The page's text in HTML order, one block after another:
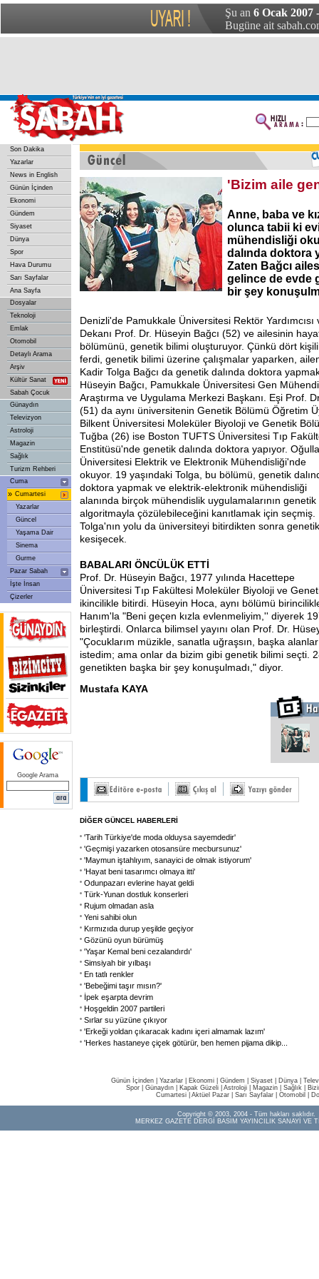
Şu an 6 Ocak 2007
Bugüne ait
Son Dakika
Yazarlar
News in English
Günün İçinden
Ekonomi
Gündem
Siyaset
Dünya
Spor
Hava Durumu
Sarı Sayfalar
Ana Sayfa
Dosyalar
Teknoloji
Emlak
Otomobil
Detaylı Arama
Arşiv
Kültür Sanat
Sabah Çocuk
Günaydın
Televizyon
Astroloji
Magazin
Sağlık
Turizm Rehberi
Cuma
» Cumartesi
Yazarlar
Güncel
Yaşama Dair
Sinema
Gurme
Pazar Sabah
İşte İnsan
Çizerler
Google Arama
'Bizim aile
Anne, baba ve
olunca tabii ki
mühendisliği
dalında doktora
Zaten Bağcı
gelince de evde
bir şey
Denizli'de Pamukkale Üniversitesi Rektör Yardımcısı
Dekanı Prof. Dr. Hüseyin Bağcı (52) ve ailesinin
bölümünü, genetik bilimi oluşturuyor. Çünkü dört
ferdi, genetik bilimi üzerine çalışmalar yaparken,
Kadir Tolga Bağcı da genetik dalında doktora
Hüseyin Bağcı, Pamukkale Üniversitesi Gen
Araştırma ve Uygulama Merkezi Başkanı. Eşi Prof.
(51) da aynı üniversitenin Genetik Bölümü Öğretim
Bilkent Üniversitesi Moleküler Biyoloji ve Genetik
Tuğba (26) ise Boston TUFTS Üniversitesi Tıp
Enstitüsü'nde genetik dalında doktora yapıyor.
Üniversitesi Elektrik ve Elektronik Mühendisliği'nde
okuyor. 19 yaşındaki Tolga, bu bölümü, genetik
doktora yapmak ve elektrik-elektronik mühendisliği
alanında birçok mühendislik uygulamalarının genetik
algoritmayla çözülebileceğini kanıtlamak için seçmiş.
Tolga'nın yolu da üniversiteyi bitirdikten sonra
kesişecek.
BABALARI ÖNCÜLÜK ETTİ
Prof. Dr. Hüseyin Bağcı, 1977 yılında Hacettepe
Üniversitesi Tıp Fakültesi Moleküler Biyoloji ve
ikincilikle bitirdi. Hüseyin Hoca, aynı bölümü
Hanım'la "Beni geçen kızla evlenmeliyim,'' diyerek
birleştirdi. Onlarca bilimsel yayını olan Prof. Dr.
"Çocuklarım müzikle, sanatla uğraşsın, başka
istedim; ama onlar da bizim gibi genetik bilimi seçti.
genetikten başka bir şey konuşulmadı," diyor.
Mustafa KAYA
DİĞER GÜNCEL HABERLERİ
'Tarih Türkiye'de moda olduysa sayemdedir'
'Geçmişi yazarken otosansüre mecbursunuz'
'Maymun iştahlıyım, sanayici de olmak istiyorum'
'Hayat beni tasarımcı olmaya itti'
Odunpazarı evlerine hayat geldi
Türk-Yunan dostluk konserleri
Rujum olmadan asla
Yeni sahibi olun
Kırmızıda durup yeşilde geçiyor
Gözünü oyun bürümüş
'Yaşar Kemal beni cezalandırdı'
Simsiyah bir yılbaşı
En tatlı renkler
'Bebeğimi taşır mısın?'
İpek eşarpta devrim
Hoşgeldin 2007 partileri
Sırlar su yüzüne çıkıyor
'Erkeği yoldan çıkaracak kadını içeri almamak lazım'
'Herkes hastaneye çiçek götürür, ben hemen pijama dikip
Günün İçinden Yazarlar Ekonomi Gündem Siyaset Dünya |
Spor
Günaydın Kapak Güzeli Astroloji Magazin Sağlık
Cumartesi| Aktüel Pazar| Sarı Sayfalar| Otomobil
Copyright © 2003, 2004 - Tüm hakları saklıdır.
MERKEZ GAZETE DERGİ BASIM YAYINCILIK SANAYİ VE